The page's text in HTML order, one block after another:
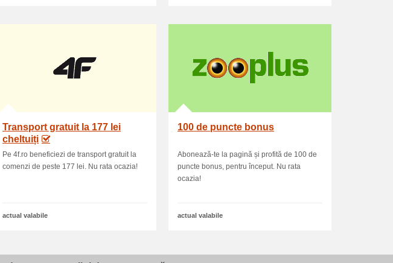
Transport gratuit la 177 lei
cheltuiți
Pe 4f.ro beneficiezi de transport gratuit la
comenzi de peste 177 lei. Nu rata ocazia!
actual valabile
100 de puncte bonus
Abonează-te la pagină și profită de 100 de
puncte bonus, pentru început. Nu rata
ocazia!
actual valabile